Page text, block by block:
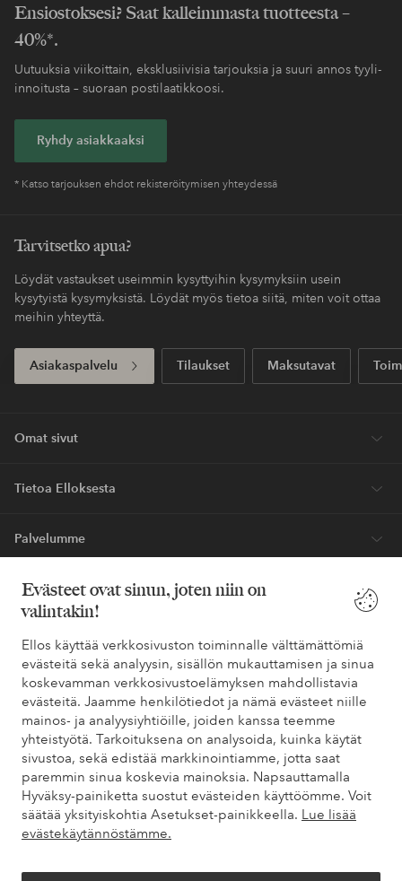
Evästeet ovat sinun, joten niin on
valintakin!
Ellos käyttää verkkosivuston toiminnalle välttämättömiä
evästeitä sekä analyysin, sisällön mukauttamisen ja sinua
koskevamman verkkosivustoelämyksen mahdollistavia
evästeitä. Jaamme henkilötiedot ja nämä evästeet niille
mainos- ja analyysiyhtiöille, joiden kanssa teemme
yhteistyötä. Tarkoituksena on analysoida, kuinka käytät
sivustoa, sekä edistää markkinointiamme, jotta saat
paremmin sinua koskevia mainoksia. Napsauttamalla
Hyväksy-painiketta suostut evästeiden käyttöömme. Voit
säätää yksityiskohtia Asetukset-painikkeella. Lue lisää
evästekäytännöstämme.
Ensiostoksesi? Saat kalleimmasta tuotteesta –
40%*.
Uutuuksia viikoittain, eksklusiivisia tarjouksia ja suuri annos tyyli-
innoitusta – suoraan postilaatikkoosi.
Ryhdy asiakkaaksi
* Katso tarjouksen ehdot rekisteröitymisen yhteydessä
Tarvitsetko apua?
Löydät vastaukset useimmin kysyttyihin kysymyksiin usein
kysytyistä kysymyksistä. Löydät myös tietoa siitä, miten voit ottaa
meihin yhteyttä.
Asiakaspalvelu Tilaukset Maksutavat
Omat sivut
Tietoa Elloksesta
Palvelumme
Ehdot
Ystävät
Turvalliset maksut – maksa nyt tai erissä
Haluatko tietää lisää maksuvaihtoehdoistamme?
elpy elpy